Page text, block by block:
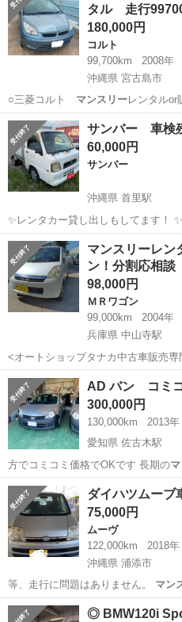
タル 走行
180,000円
コルト
99,700km
2008年
沖縄県 宮古島市
○三菱コルト マンスリーレンタルor
レンタル：3万円…
沖縄 宮古島市 マ
サンバー 車検
60,000円
サンバー
沖縄県 首里駅
✨レンタカー貸し出しもしてます！ ✨
沖縄 島尻郡 首里駅 サン
マンスリーレン
ン！分割応相談
98,000円
ＭＲワゴン
99,000km
2004年
兵庫県 中山寺駅
<オートショップタナカ中古車販売専門店> ご覧頂きありが
ます。 ガソリンスタンドを地元で50
格も取得しております。 自動車販売
輸出も行なってお...
兵庫 伊丹市 Ｍ
AD バン コミ
300,000円
130,000km
2013年
愛知県 佐古木駅
方でコミコミ価格でOKです 長期のマ
す 1ヶ月4万円…
愛知 弥富市 佐古木駅 日産
ダイハツムーブ
75,000円
ムーヴ
122,000km
2018年
沖縄県 浦添市
等、走行に問題はありません。 マン
しても月3万…
沖縄 浦添市 ムーヴ エンジ
◎ BMW120i